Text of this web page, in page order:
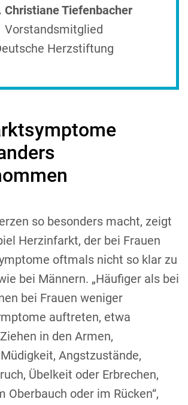
Christiane Tiefenbacher
Vorstandsmitglied
Herzstiftung
so besonders macht, zeigt
Herzinfarkt, der bei Frauen
oftmals nicht so klar zu
bei Männern. „Häufiger als bei
bei Frauen weniger
auftreten, etwa
in den Armen,
Angstzustände,
Übelkeit oder Erbrechen,
Oberbauch oder im Rücken“,